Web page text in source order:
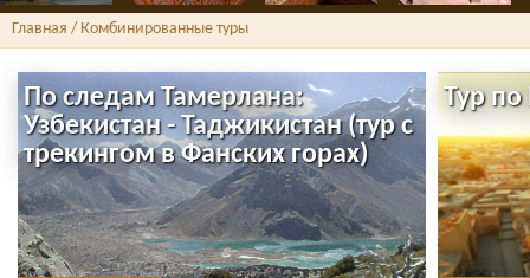
Главная / Комбинированные туры
По следам Тамерлана:
Узбекистан - Таджикистан (тур с
трекингом в Фанских горах)
Тур